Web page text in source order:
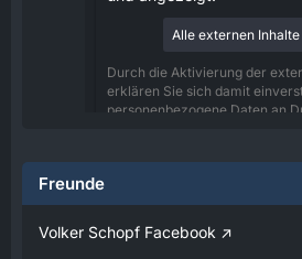
Alle externen
Durch die Aktivierung der
erklären Sie sich damit
personenbezogene Daten an
Verfügung gestellt.
Freunde
Volker Schopf Facebook